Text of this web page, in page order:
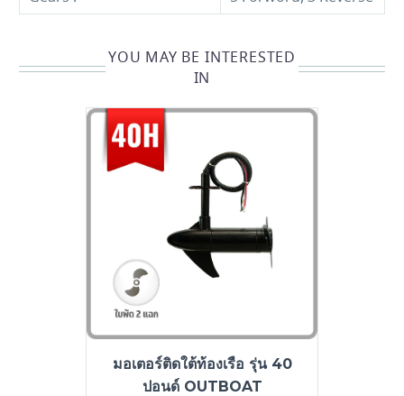
YOU MAY BE INTERESTED
IN
มอเตอร์ติดใต้ท้องเรือ รุ่น 40
ปอนด์ OUTBOAT